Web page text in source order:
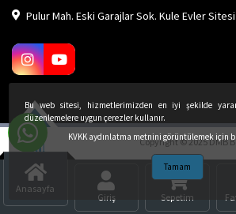
Pulur Mah. Eski Garajlar Sok. Kule Evler Sitesi
Copyright © 2025 DMB
Anasayfa
Giriş Sepetim
Bu web sitesi, hizmetlerimizden en iyi şekilde
düzenlemelere uygun çerezler kullanır.
KVKK aydınlatma metnini görüntülemek için
Tamam